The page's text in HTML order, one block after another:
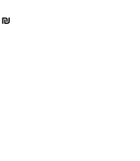
₪